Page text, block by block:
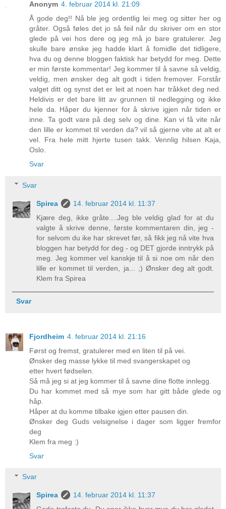
Anonym 4. februar 2014 kl. 21:09
Å gode deg!! Nå ble jeg ordentlig lei meg og sitter her og
gråter. Også føles det jo så feil når du skriver om en stor
glede på vei hos dere og jeg må jo bare gratulerer. Jeg
skulle bare ønske jeg hadde klart å fomidle det tidligere,
hva du og denne bloggen faktisk har betydd for meg. Dette
er min første kommentar! Jeg kommer til å savne så veldig,
veldig, men ønsker deg alt godt i tiden fremover. Forstår
valget ditt og synst det er leit at noen har tråkket deg ned.
Heldivis er det bare litt av grunnen til nedlegging og ikke
hele da. Håper du kjenner for å skrive igjen når tiden er
inne. Ta godt vare på deg selv og dine. Kan vi få vite når
den lille er kommet til verden da? vil så gjerne vite at alt er
vel. Fra hele mitt hjerte tusen takk. Vennlig hilsen Kaja,
Oslo.
Svar
Svar
Spirea
14. februar 2014 kl. 11:37
Kjære deg, ikke gråte....Jeg ble veldig glad for at du
valgte å skrive denne, første kommentaren din, jeg -
for selvom du ike har skrevet før, så fikk jeg nå vite hva
bloggen har betydd for deg - og DET gjorde inntrykk på
meg. Jeg kommer vel kanskje til å si noe om når den
lille er kommet til verden, ja... ;) Ønsker deg alt godt.
Klem fra Spirea
Svar
Fjordheim 4. februar 2014 kl. 21:16
Først og fremst, gratulerer med en liten til på vei.
Ønsker deg masse lykke til med svangerskapet og
etter hvert fødselen.
Så må jeg si at jeg kommer til å savne dine flotte innlegg.
Du har kommet med så mye som har gitt både glede og
håp.
Håper at du komme tilbake igjen etter pausen din.
Ønsker deg Guds velsignelse i dager som ligger fremfor
deg
Klem fra meg :)
Svar
Svar
Spirea
14. februar 2014 kl. 11:37